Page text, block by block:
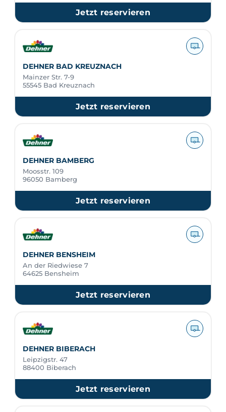
Jetzt reservieren
DEHNER BAD KREUZNACH
Mainzer Str. 7-9
55545 Bad Kreuznach
Jetzt reservieren
DEHNER BAMBERG
Moosstr. 109
96050 Bamberg
Jetzt reservieren
DEHNER BENSHEIM
An der Riedwiese 7
64625 Bensheim
Jetzt reservieren
DEHNER BIBERACH
Leipzigstr. 47
88400 Biberach
Jetzt reservieren